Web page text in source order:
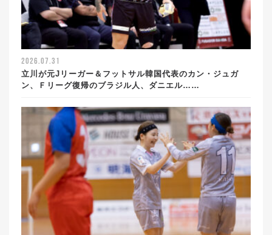
2026.07.31
立川が元Jリーガー＆フットサル韓国代表のカン・ジュガ
ン、Ｆリーグ復帰のブラジル人、ダニエル……